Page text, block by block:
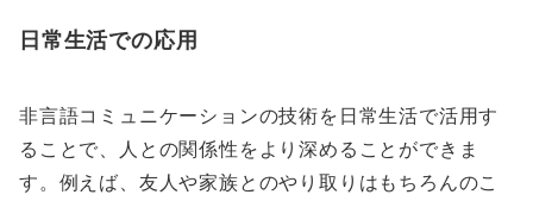
日常生活での応用
非言語コミュニケーションの技術を日常生活で活用す
ることで、人との関係性をより深めることができま
す。例えば、友人や家族とのやり取りはもちろんのこ